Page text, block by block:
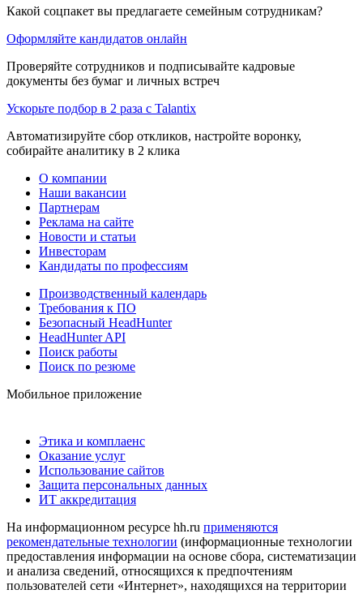
Какой соцпакет вы предлагаете семейным сотрудникам?
Оформляйте кандидатов онлайн
Проверяйте сотрудников и подписывайте кадровые
документы без бумаг и личных встреч
Ускорьте подбор в 2 раза с Talantix
Автоматизируйте сбор откликов, настройте воронку,
собирайте аналитику в 2 клика
О компании
Наши вакансии
Партнерам
Реклама на сайте
Новости и статьи
Инвесторам
Кандидаты по профессиям
Производственный календарь
Требования к ПО
Безопасный HeadHunter
HeadHunter API
Поиск работы
Поиск по резюме
Мобильное приложение
Этика и комплаенс
Оказание услуг
Использование сайтов
Защита персональных данных
ИТ аккредитация
На информационном ресурсе hh.ru применяются
рекомендательные технологии (информационные технологии
предоставления информации на основе сбора, систематизации
и анализа сведений, относящихся к предпочтениям
пользователей сети «Интернет», находящихся на территории